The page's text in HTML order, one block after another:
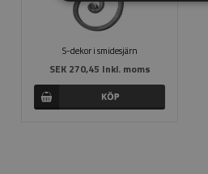
S-dekor i smidesjärn
SEK 270,45 Inkl. moms